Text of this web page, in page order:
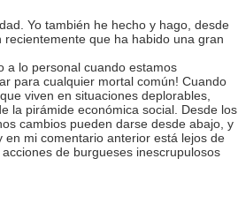
Yo también he hecho y hago, desde
que ha habido una gran
a lo personal cuando estamos
para cualquier mortal común! Cuando
viven en situaciones deplorables,
la pirámide económica social. Desde los
cambios pueden darse desde abajo, y
mi comentario anterior está lejos de
de burgueses inescrupulosos